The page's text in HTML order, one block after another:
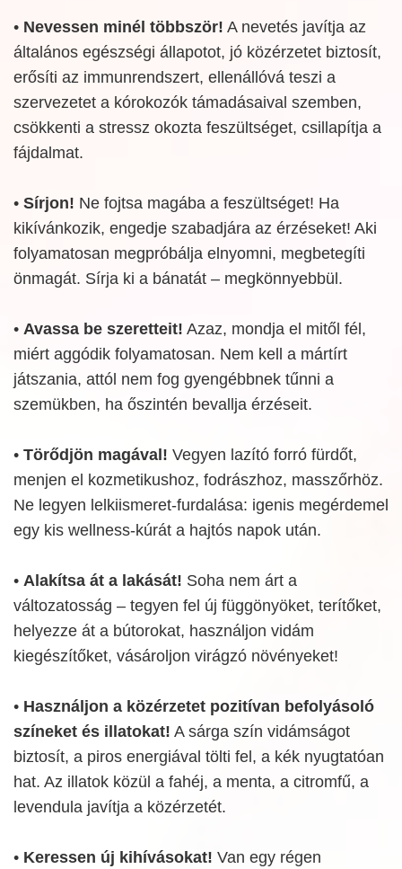
• Nevessen minél többször! A nevetés javítja az
általános egészségi állapotot, jó közérzetet biztosít,
erősíti az immunrendszert, ellenállóvá teszi a
szervezetet a kórokozók támadásaival szemben,
csökkenti a stressz okozta feszültséget, csillapítja a
fájdalmat.
• Sírjon! Ne fojtsa magába a feszültséget! Ha
kikívánkozik, engedje szabadjára az érzéseket! Aki
folyamatosan megpróbálja elnyomni, megbetegíti
önmagát. Sírja ki a bánatát – megkönnyebbül.
• Avassa be szeretteit! Azaz, mondja el mitől fél,
miért aggódik folyamatosan. Nem kell a mártírt
játszania, attól nem fog gyengébbnek tűnni a
szemükben, ha őszintén bevallja érzéseit.
• Törődjön magával! Vegyen lazító forró fürdőt,
menjen el kozmetikushoz, fodrászhoz, masszőrhöz.
Ne legyen lelkiismeret-furdalása: igenis megérdemel
egy kis wellness-kúrát a hajtós napok után.
• Alakítsa át a lakását! Soha nem árt a
változatosság – tegyen fel új függönyöket, terítőket,
helyezze át a bútorokat, használjon vidám
kiegészítőket, vásároljon virágzó növényeket!
• Használjon a közérzetet pozitívan befolyásoló
színeket és illatokat! A sárga szín vidámságot
biztosít, a piros energiával tölti fel, a kék nyugtatóan
hat. Az illatok közül a fahéj, a menta, a citromfű, a
levendula javítja a közérzetét.
• Keressen új kihívásokat! Van egy régen